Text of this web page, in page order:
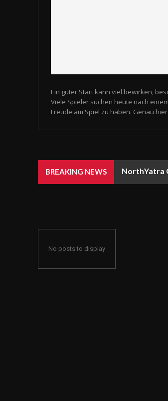
Ein guter Start kann viel bewirken,
Viele Spieler suchen heute nach
Freude am Spiel zu haben. Genau
BREAKING NEWS NorthYatra
No posts to display